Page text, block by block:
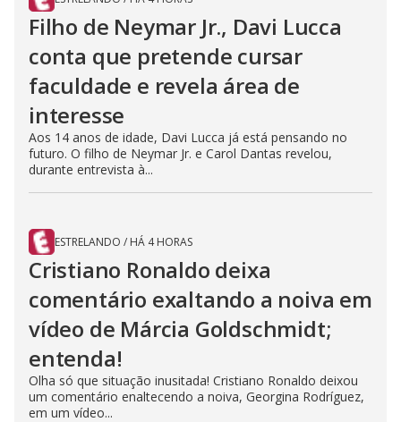
Filho de Neymar Jr., Davi Lucca
conta que pretende cursar
faculdade e revela área de
interesse
Aos 14 anos de idade, Davi Lucca já está pensando no
futuro. O filho de Neymar Jr. e Carol Dantas revelou,
durante entrevista à...
ESTRELANDO / HÁ 4 HORAS
Cristiano Ronaldo deixa
comentário exaltando a noiva em
vídeo de Márcia Goldschmidt;
entenda!
Olha só que situação inusitada! Cristiano Ronaldo deixou
um comentário enaltecendo a noiva, Georgina Rodríguez,
em um vídeo...